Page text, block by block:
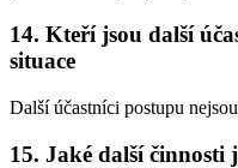
14. Kteří jsou další
situace
Další účastníci postupu
15. Jaké další činnosti